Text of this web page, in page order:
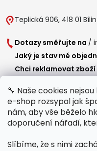
🔧 Naše cookies
e-shop rozsypal jak
nám, aby vše běželo
doporučení nářadí,
Slíbíme, že s nimi
Teplická 906, 418 01
Dotazy směřujte na /
Jaký je stav mé
Chci reklamovat zboží
Provozní doba
Po-Čt /
8:00 - 15:00
Polední přestávka /